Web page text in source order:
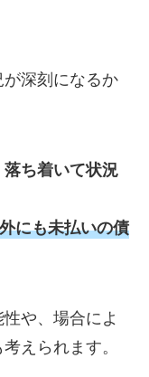
深刻になるか
ち着いて状況
にも未払いの債
や、場合によ
えられます。